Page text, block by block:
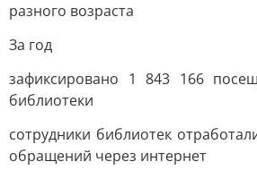
разного возраста
За год
зафиксировано 1 843 166
библиотеки
сотрудники библиотек
обращений через интернет